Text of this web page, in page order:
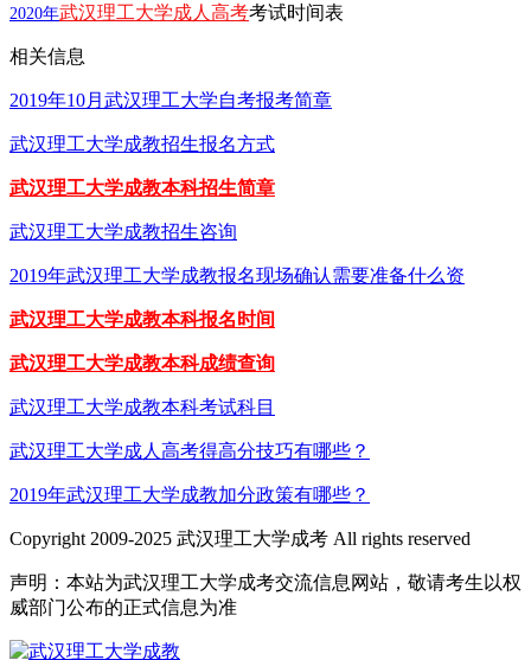
2020年武汉理工大学成人高考考试时间表
相关信息
2019年10月武汉理工大学自考报考简章
武汉理工大学成教招生报名方式
武汉理工大学成教本科招生简章
武汉理工大学成教招生咨询
2019年武汉理工大学成教报名现场确认需要准备什么资
武汉理工大学成教本科报名时间
武汉理工大学成教本科成绩查询
武汉理工大学成教本科考试科目
武汉理工大学成人高考得高分技巧有哪些？
2019年武汉理工大学成教加分政策有哪些？
Copyright 2009-2025 武汉理工大学成考 All rights reserved
声明：本站为武汉理工大学成考交流信息网站，敬请考生以权
威部门公布的正式信息为准